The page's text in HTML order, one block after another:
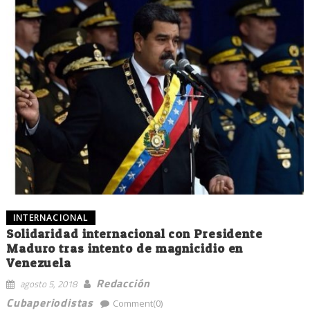
INTERNACIONAL
Solidaridad internacional con Presidente
Maduro tras intento de magnicidio en
Venezuela
agosto 5, 2018
Redacción
Cubaperiodistas
Comment(0)